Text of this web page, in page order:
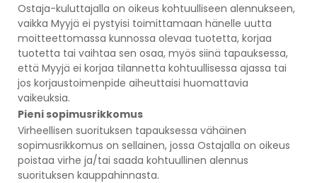
Ostaja-kuluttajalla on oikeus kohtuulliseen alennukseen,
vaikka Myyjä ei pystyisi toimittamaan hänelle uutta
moitteettomassa kunnossa olevaa tuotetta, korjaa
tuotetta tai vaihtaa sen osaa, myös siinä tapauksessa,
että Myyjä ei korjaa tilannetta kohtuullisessa ajassa tai
jos korjaustoimenpide aiheuttaisi huomattavia
vaikeuksia.
Pieni sopimusrikkomus
Virheellisen suorituksen tapauksessa vähäinen
sopimusrikkomus on sellainen, jossa Ostajalla on oikeus
poistaa virhe ja/tai saada kohtuullinen alennus
suorituksen kauppahinnasta.